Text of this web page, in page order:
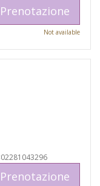
Prenotazione
Not available
Prenotazione